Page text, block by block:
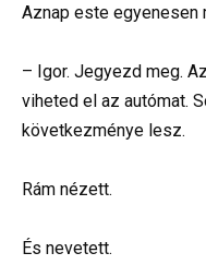
Aznap este egyenesen
– Igor. Jegyezd meg.
viheted el az autómat.
következménye lesz.
Rám nézett.
És nevetett.